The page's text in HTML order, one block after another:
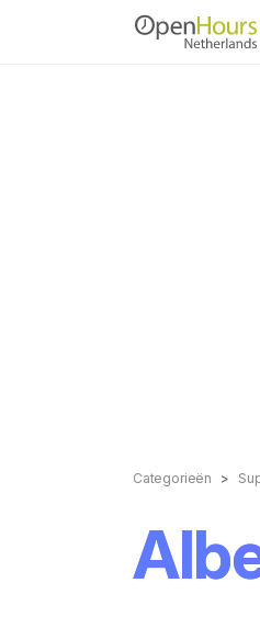
Categorieën